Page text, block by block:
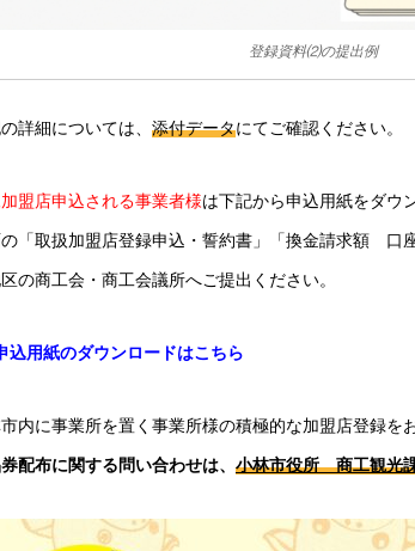
登録資料⑵の提出例
詳細については、 添付データにてご確認ください。
盟店申込される事業者様は下記から申込用紙をダウ
「取扱加盟店登録申込・誓約書」「換金請求額 口
の商工会・商工会議所へご提出ください。
用紙のダウンロードはこちら
内に事業所を置く事業所様の積極的な加盟店登録を
配布に関する問い合わせは、 小林市役所 商工観光